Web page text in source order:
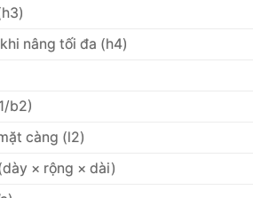
nâng tối đa (h4)
b2)
càng (l2)
× rộng × dài)